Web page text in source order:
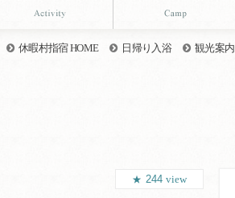
休暇村指宿 HOME 日帰り入浴 観光案内
244 view